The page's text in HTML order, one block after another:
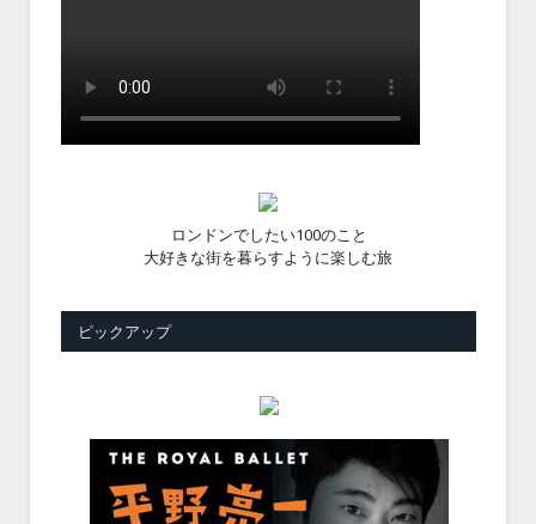
ロンドンでしたい100のこと
大好きな街を暮らすように楽しむ旅
ピックアップ